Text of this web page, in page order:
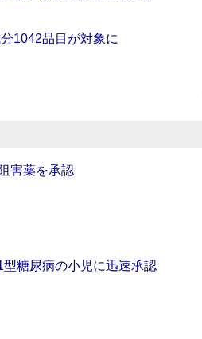
1042品目が対象に
害薬を承認
糖尿病の小児に迅速承認